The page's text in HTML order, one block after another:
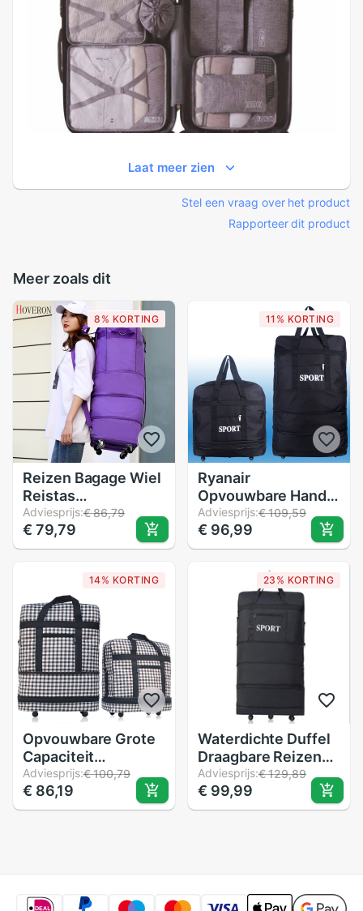
Laat meer zien
Stel een vraag over het product
Rapporteer dit product
Meer zoals dit
8% KORTING
Reizen Bagage Wiel
Reistas
Luchtvervoer
Buitenland Reistas
Koffers Universele
Mobiele Tassen
Adviesprijs:€ 86,79
€ 79,79
11% KORTING
Ryanair
Opvouwbare Hand
Bagage Wielen
Reizen Cabine Fold
Up Tas Reizen
Draagtas Vlucht
Vouwen Harde Case
Adviesprijs:€ 109,59
€ 96,99
14% KORTING
Opvouwbare Grote
Capaciteit
Universele Wielen
Intrekbare Vouwen
Sleepboot Zakken
Adviesprijs:€ 100,79
€ 86,19
23% KORTING
Waterdichte Duffel
Draagbare Reizen
Koffer Air Bag
Unisex Uitbreidbaar
Opvouwbare
Adviesprijs:€ 129,89
€ 99,99